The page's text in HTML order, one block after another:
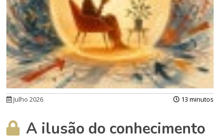
Julho 2026 13 minutos
A ilusão do conhecimento